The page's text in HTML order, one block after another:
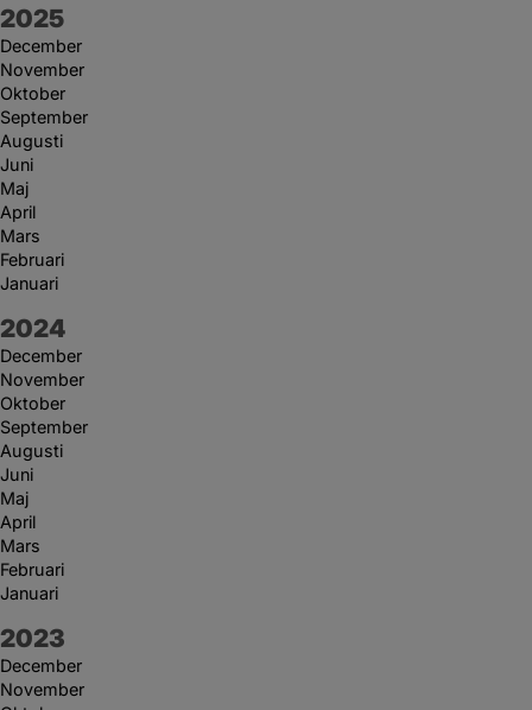
År:
2025
December
November
Oktober
September
Augusti
Juni
Maj
April
Mars
Februari
Januari
År:
2024
December
November
Oktober
September
Augusti
Juni
Maj
April
Mars
Februari
Januari
År:
2023
December
November